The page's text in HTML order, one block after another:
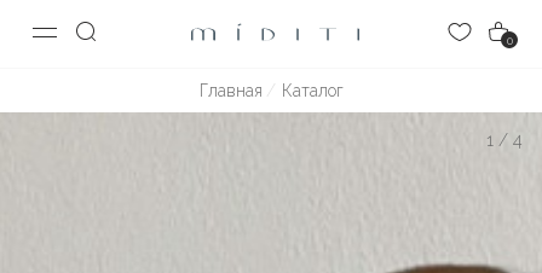
0
Главная Каталог
1 / 4